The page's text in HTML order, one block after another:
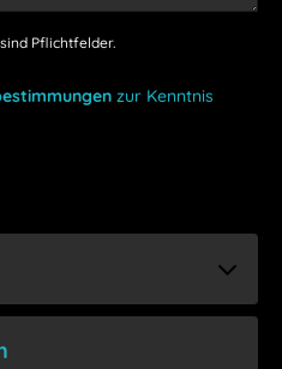
Pflichtfelder.
zur Kenntnis